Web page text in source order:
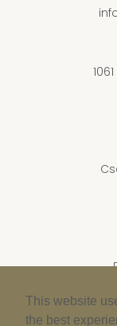
This website
the best